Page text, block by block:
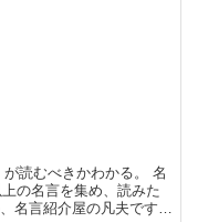
が読むべきかわかる。 名
の名言を集め、読みた
名言紹介屋の凡夫です。